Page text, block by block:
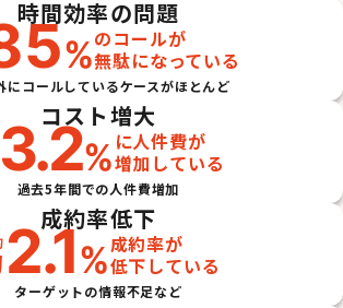
時間効率の問題
%のコールが
無駄になっている
にコールしているケースがほとんど
コスト増大
3.2% に人件費が
増加している
過去5年間での人件費増加
成約率低下
2.1%成約率が
低下している
ターゲットの情報不足など